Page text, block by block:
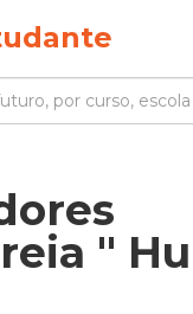
"